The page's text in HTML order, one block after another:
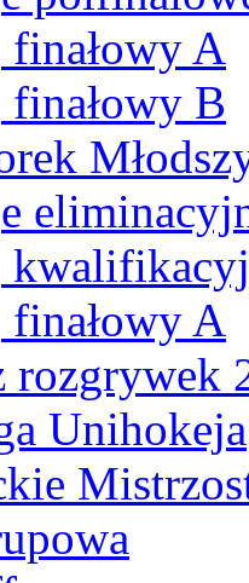
A
B
A
rozgrywek
Unihokeja